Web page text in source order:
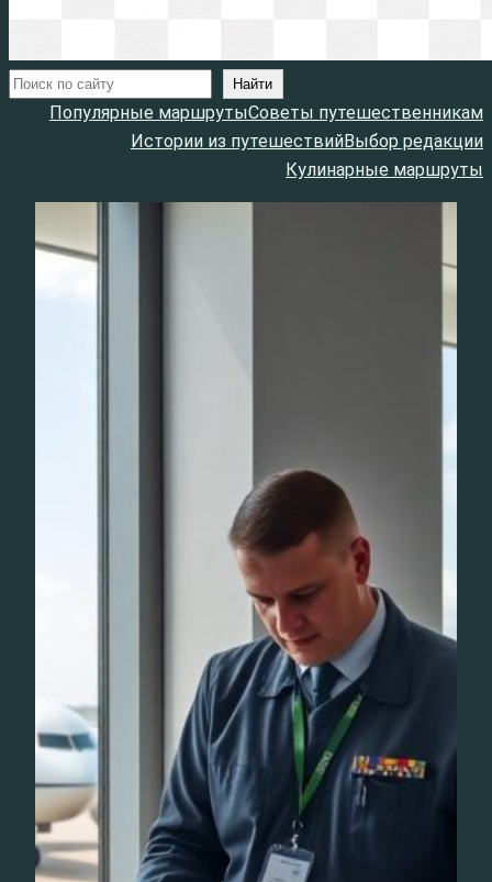
Поиск Найти
Популярные маршрутыСоветы путешественникам
Истории из путешествийВыбор редакции
Кулинарные маршруты